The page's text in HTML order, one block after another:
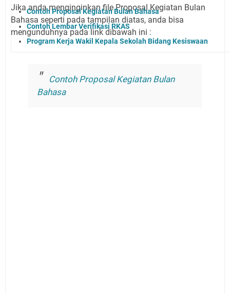
Contoh Proposal Kegiatan Bulan Bahasa
Contoh Lembar Verifikasi RKAS
Program Kerja Wakil Kepala Sekolah Bidang Kesiswaan
Jika anda menginginkan file Proposal Kegiatan Bulan
Bahasa seperti pada tampilan diatas, anda bisa
mengunduhnya pada link dibawah ini :
Contoh Proposal Kegiatan Bulan
Bahasa